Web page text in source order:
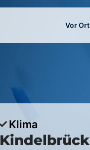
Vor Ort
Klima
Kindelbrück